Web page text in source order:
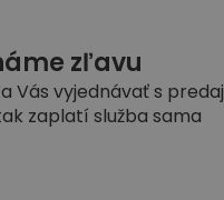
zľavu
Vás vyjednávať s
zaplatí služba sama